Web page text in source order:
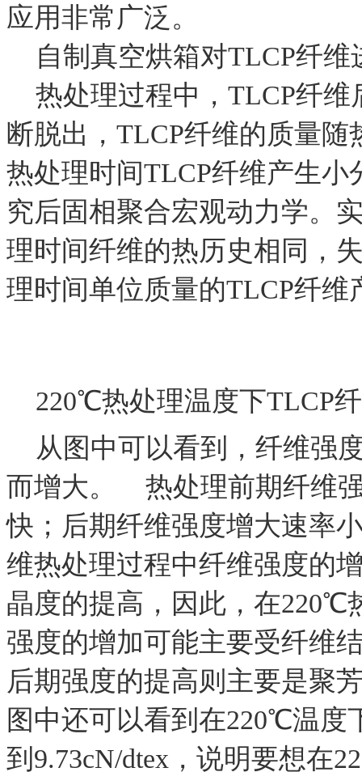
应用非常广泛。
自制真空烘箱对TLCP纤维
热处理过程中，TLCP纤维
断脱出，TLCP纤维的质量
热处理时间TLCP纤维产生
究后固相聚合宏观动力学。
理时间纤维的热历史相同，
理时间单位质量的TLCP纤
220℃热处理温度下TLCP
从图中可以看到，纤维强
而增大。 热处理前期纤维
快；后期纤维强度增大速率
维热处理过程中纤维强度的
晶度的提高，因此，在220℃
强度的增加可能主要受纤维
后期强度的提高则主要是聚
图中还可以看到在220℃温度
到9.73cN/dtex，说明要想在